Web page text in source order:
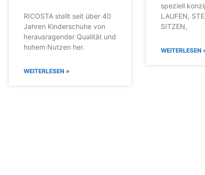
RICOSTA stellt seit über 40
Jahren Kinderschuhe von
herausragender Qualität und
hohem Nutzen her.
WEITERLESEN »
speziell
LAUFEN,
SITZEN,
WEITERLESEN